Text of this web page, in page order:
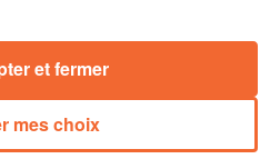
mes choix
et fermer